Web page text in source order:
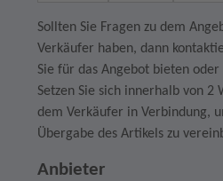
Sollten Sie Fragen zu dem
Verkäufer haben, dann
Sie für das Angebot bieten
Setzen Sie sich innerhalb von 2
dem Verkäufer in Verbindung,
Übergabe des Artikels zu
Anbieter